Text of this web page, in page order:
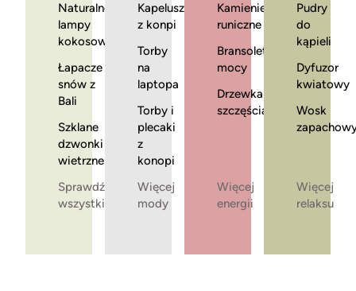
Naturalne
lampy
kokosowe
Łapacze
snów z
Bali
Szklane
dzwonki
wietrzne
Sprawdź
wszystkie
Kapelusze
z konpi
Torby
na
laptopa
Torby i
plecaki
z
konopi
Więcej
mody
Kamienie
runiczne
Bransoletki
mocy
Drzewka
szczęścia
Więcej
energii
Pudry
do
kąpieli
Dyfuzor
kwiatowy
Wosk
Więcej
relaksu